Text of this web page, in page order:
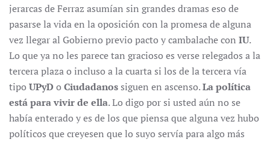
jerarcas de Ferraz asumían sin grandes dramas eso de
pasarse la vida en la oposición con la promesa de alguna
vez llegar al Gobierno previo pacto y cambalache con IU.
Lo que ya no les parece tan gracioso es verse relegados a la
tercera plaza o incluso a la cuarta si los de la tercera vía
tipo UPyD o Ciudadanos siguen en ascenso.La política
está para vivir de ella. Lo digo por si usted aún no se
había enterado y es de los que piensa que alguna vez hubo
políticos que creyesen que lo suyo servía para algo más